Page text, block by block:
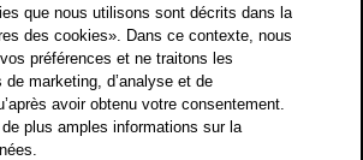
(unité de mesure énergétique). Le CO2
effet de serre responsable du
Valeur moyenne des émissions de
neufs vendus en Suisse: 111 g/km
des émissions de CO2 pour tous les
en Suisse: 93.6 g/km (WLTP). Les
que nous utilisons sont décrits dans la
des cookies». Dans ce contexte, nous
préférences et ne traitons les
marketing, d’analyse et de
avoir obtenu votre consentement.
de plus amples informations sur la